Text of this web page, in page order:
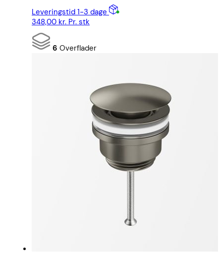
Leveringstid 1-3 dage
348,00 kr. Pr. stk
6 Overflader